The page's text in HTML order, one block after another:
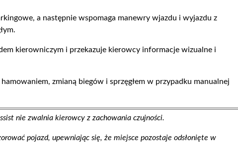
a następnie wspomaga manewry wjazdu i wyjazdu z
kierowniczym i przekazuje kierowcy informacje wizualne i
zmianą biegów i sprzęgłem w przypadku manualnej
nie zwalnia kierowcy z zachowania czujności.
pojazd, upewniając się, że miejsce pozostaje odsłonięte w